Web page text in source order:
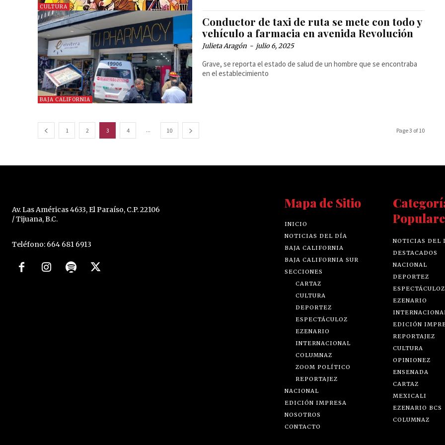
CULTURA
BAJA CALIFORNIA
Conductor de taxi de ruta se mete con todo y
vehículo a farmacia en avenida Revolución
Julieta Aragón - julio 6, 2025
Grave, se reporta el estado de salud de un hombre que se encontraba
en el establecimiento
1 2 3 4 ... 10 Page 3 of 10
Av. Las Américas 4633, El Paraíso, C.P. 22106
/ Tijuana, B.C.
Teléfono: 664 681 6913
Mapa de Sitio
INICIO
NOTICIAS DEL DÍA
BAJA CALIFORNIA
BAJA CALIFORNIA SUR
SECCIONES
CARTAZ
CULTURA
DEPORTEZ
ESPECTÁCULOZ
EZENARIO
INTERNACIONAL
COLUMNAZ
ZOOM POLÍTICO
REPORTAJEZ
NACIONAL
EDICIÓN IMPRESA
NOSOTROS
CONTACTO
NOTICIAS DEL
DESTACADOS
NACIONAL
DEPORTEZ
ESPECTÁCULOZ
EZENARIO
EDICIÓN
REPORTAJEZ
CULTURA
OPINIONEZ
ENSENADA
CARTAZ
MEXICALI
EZENARIO BCS
COLUMNAZ